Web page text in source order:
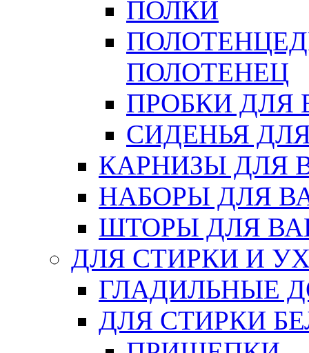
ПОЛКИ
ПОЛОТЕНЕЦ
ПРОБКИ ДЛЯ
СИДЕНЬЯ
КАРНИЗЫ ДЛЯ
НАБОРЫ ДЛЯ
ШТОРЫ ДЛЯ
ДЛЯ СТИРКИ И
ГЛАДИЛЬНЫЕ
ДЛЯ СТИРКИ